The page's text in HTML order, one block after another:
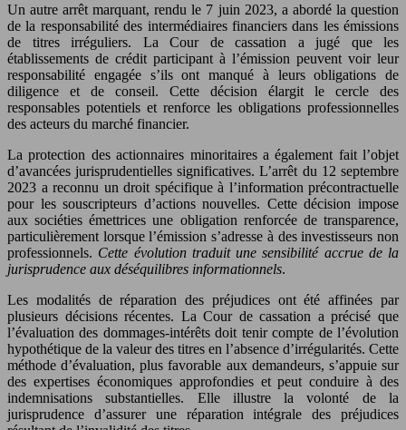
Un autre arrêt marquant, rendu le 7 juin 2023, a abordé la question
de la responsabilité des intermédiaires financiers dans les émissions
de titres irréguliers. La Cour de cassation a jugé que les
établissements de crédit participant à l’émission peuvent voir leur
responsabilité engagée s’ils ont manqué à leurs obligations de
diligence et de conseil. Cette décision élargit le cercle des
responsables potentiels et renforce les obligations professionnelles
des acteurs du marché financier.
La protection des actionnaires minoritaires a également fait l’objet
d’avancées jurisprudentielles significatives. L’arrêt du 12 septembre
2023 a reconnu un droit spécifique à l’information précontractuelle
pour les souscripteurs d’actions nouvelles. Cette décision impose
aux sociéties émettrices une obligation renforcée de transparence,
particulièrement lorsque l’émission s’adresse à des investisseurs non
professionnels. Cette évolution traduit une sensibilité accrue de la
jurisprudence aux déséquilibres informationnels.
Les modalités de réparation des préjudices ont été affinées par
plusieurs décisions récentes. La Cour de cassation a précisé que
l’évaluation des dommages-intérêts doit tenir compte de l’évolution
hypothétique de la valeur des titres en l’absence d’irrégularités. Cette
méthode d’évaluation, plus favorable aux demandeurs, s’appuie sur
des expertises économiques approfondies et peut conduire à des
indemnisations substantielles. Elle illustre la volonté de la
jurisprudence d’assurer une réparation intégrale des préjudices